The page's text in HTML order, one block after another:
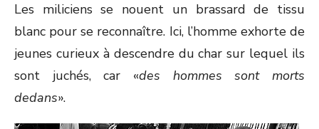
Les miliciens se nouent un brassard de tissu
blanc pour se reconnaître. Ici, l’homme exhorte de
jeunes curieux à descendre du char sur lequel ils
sont juchés, car «des hommes sont morts
dedans».